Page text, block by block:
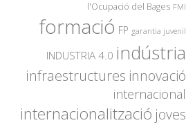
l'Ocupació del Bages FMI
formació FP garantia juvenil
INDUSTRIA 4.0 indústria
infraestructures innovació
internacional
internacionalització joves